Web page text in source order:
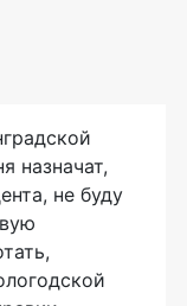
назначат,
не буду